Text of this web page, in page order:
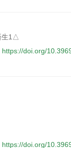
生1△
https://doi.org/
https://doi.org/